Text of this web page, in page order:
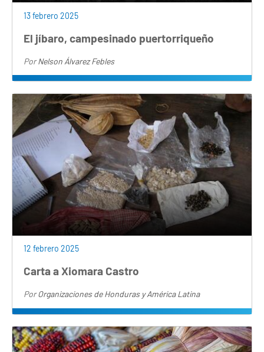
13 febrero 2025
El jíbaro, campesinado puertorriqueño
PorNelson Álvarez Febles
12 febrero 2025
Carta a Xiomara Castro
PorOrganizaciones de Honduras y América Latina